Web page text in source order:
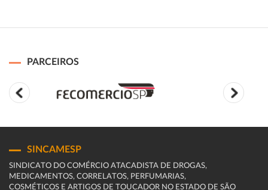
PARCEIROS
SINCAMESP
SINDICATO DO COMÉRCIO ATACADISTA DE DROGAS,
MEDICAMENTOS, CORRELATOS, PERFUMARIAS,
COSMÉTICOS E ARTIGOS DE TOUCADOR NO ESTADO DE SÃO